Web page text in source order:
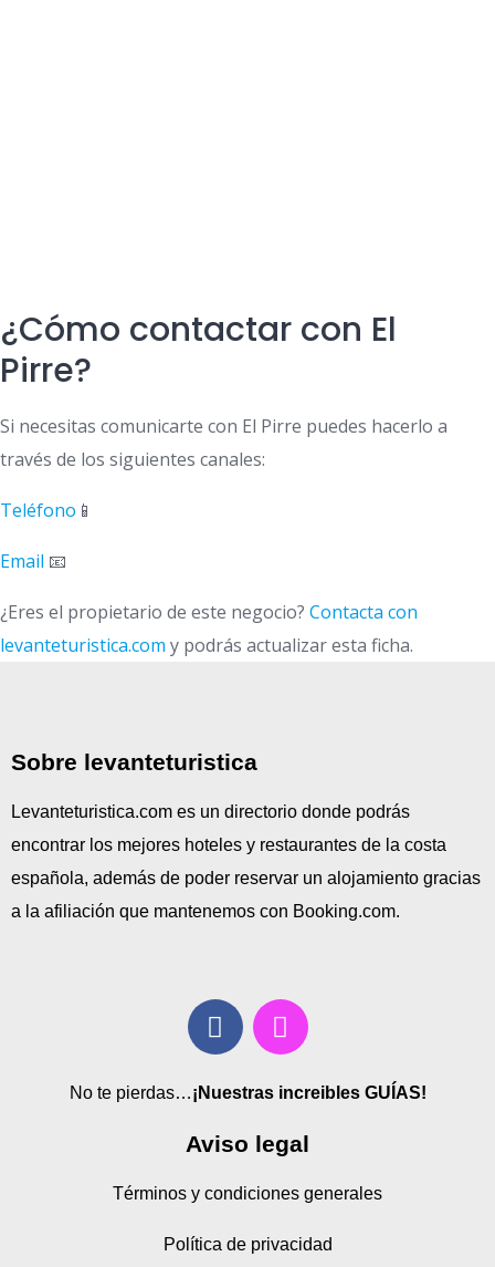
¿Cómo contactar con El
Pirre?
Si necesitas comunicarte con El Pirre puedes hacerlo a
través de los siguientes canales:
Teléfono 📱
Email 📧
¿Eres el propietario de este negocio? Contacta con
levanteturistica.com y podrás actualizar esta ficha.
Sobre levanteturistica
Levanteturistica.com es un directorio donde podrás
encontrar los mejores hoteles y restaurantes de la costa
española, además de poder reservar un alojamiento gracias
a la afiliación que mantenemos con Booking.com.
No te pierdas…¡Nuestras increibles GUÍAS!
Aviso legal
Términos y condiciones generales
Política de privacidad